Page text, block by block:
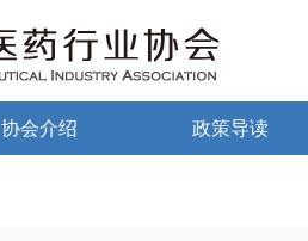
协会介绍 政策导读